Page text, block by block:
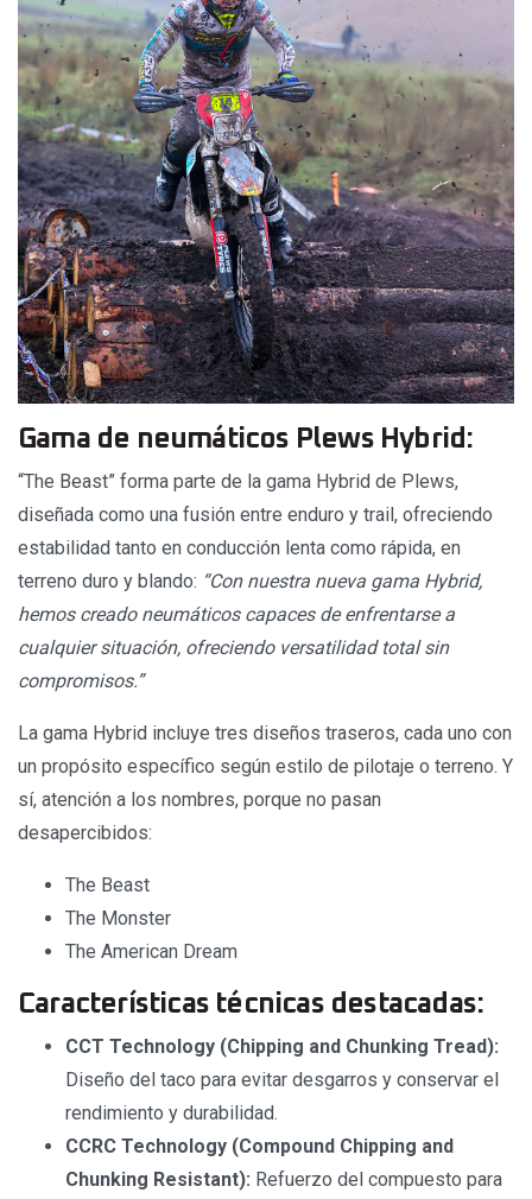
Gama de neumáticos Plews Hybrid:
“The Beast” forma parte de la gama Hybrid de Plews,
diseñada como una fusión entre enduro y trail, ofreciendo
estabilidad tanto en conducción lenta como rápida, en
terreno duro y blando: “Con nuestra nueva gama Hybrid,
hemos creado neumáticos capaces de enfrentarse a
cualquier situación, ofreciendo versatilidad total sin
compromisos.”
La gama Hybrid incluye tres diseños traseros, cada uno con
un propósito específico según estilo de pilotaje o terreno. Y
sí, atención a los nombres, porque no pasan
desapercibidos:
The Beast
The Monster
The American Dream
Características técnicas destacadas:
CCT Technology (Chipping and Chunking Tread):
Diseño del taco para evitar desgarros y conservar el
rendimiento y durabilidad.
CCRC Technology (Compound Chipping and
Chunking Resistant): Refuerzo del compuesto para